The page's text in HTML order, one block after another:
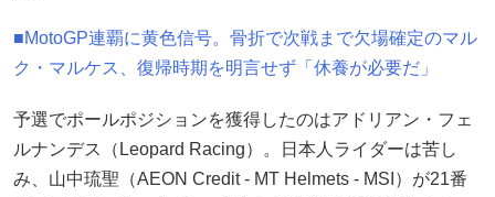
■MotoGP連覇に黄色信号。骨折で次戦まで欠場確定のマル
ク・マルケス、復帰時期を明言せず「休養が必要だ」
予選でポールポジションを獲得したのはアドリアン・フェ
ルナンデス（Leopard Racing）。日本人ライダーは苦し
み、山中琉聖（AEON Credit - MT Helmets - MSI）が21番